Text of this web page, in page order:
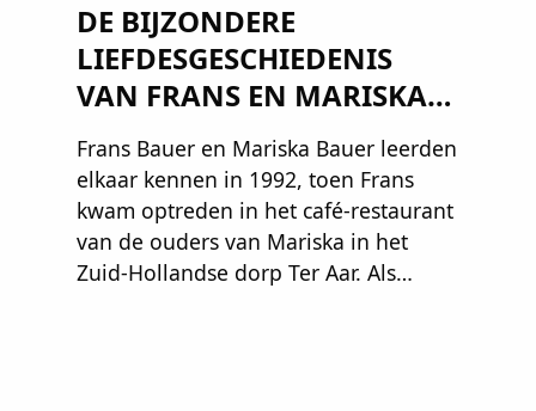
DE BIJZONDERE
LIEFDESGESCHIEDENIS
VAN FRANS EN MARISKA
BAUER: OOK IN BED
ELKAARS EERSTE
Frans Bauer en Mariska Bauer leerden
elkaar kennen in 1992, toen Frans
kwam optreden in het café-restaurant
van de ouders van Mariska in het
Zuid-Hollandse dorp Ter Aar. Als